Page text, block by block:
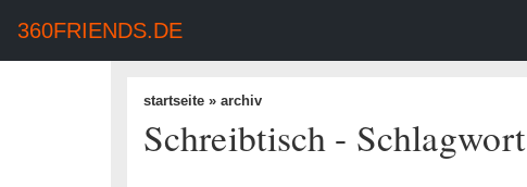
360FRIENDS.DE
startseite » archiv
Schreibtisch - Schlagwort